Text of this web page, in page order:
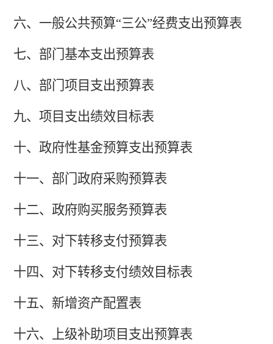
六、一般公共预算“三公”经费支出预算表
七、部门 基本支出预算表
八、 部门项目支出预算表
九、项目支出绩效目标表
十、政府性基金预算支出预算表
十一、部门政府采购预算表
十二、政府购买服务预算表
十三、 对下转移支付预算表
十四、对下转移支付绩效目标表
十五、新增资产配置表
十六、上级补助项目支出预算表